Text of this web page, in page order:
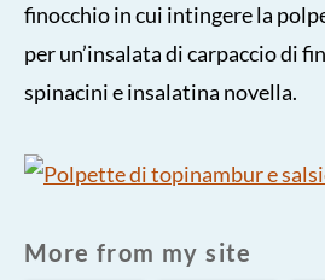
finocchio in cui intingere la
per un’insalata di carpaccio di
spinacini e insalatina novella.
More from my site